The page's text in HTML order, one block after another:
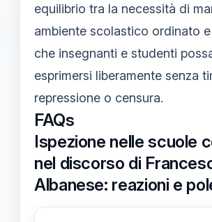
equilibrio tra la necessità di
ambiente scolastico ordinato
che insegnanti e studenti
esprimersi liberamente senza
repressione o censura.
FAQs
Ispezione nelle scuole
nel discorso di
Albanese: reazioni e